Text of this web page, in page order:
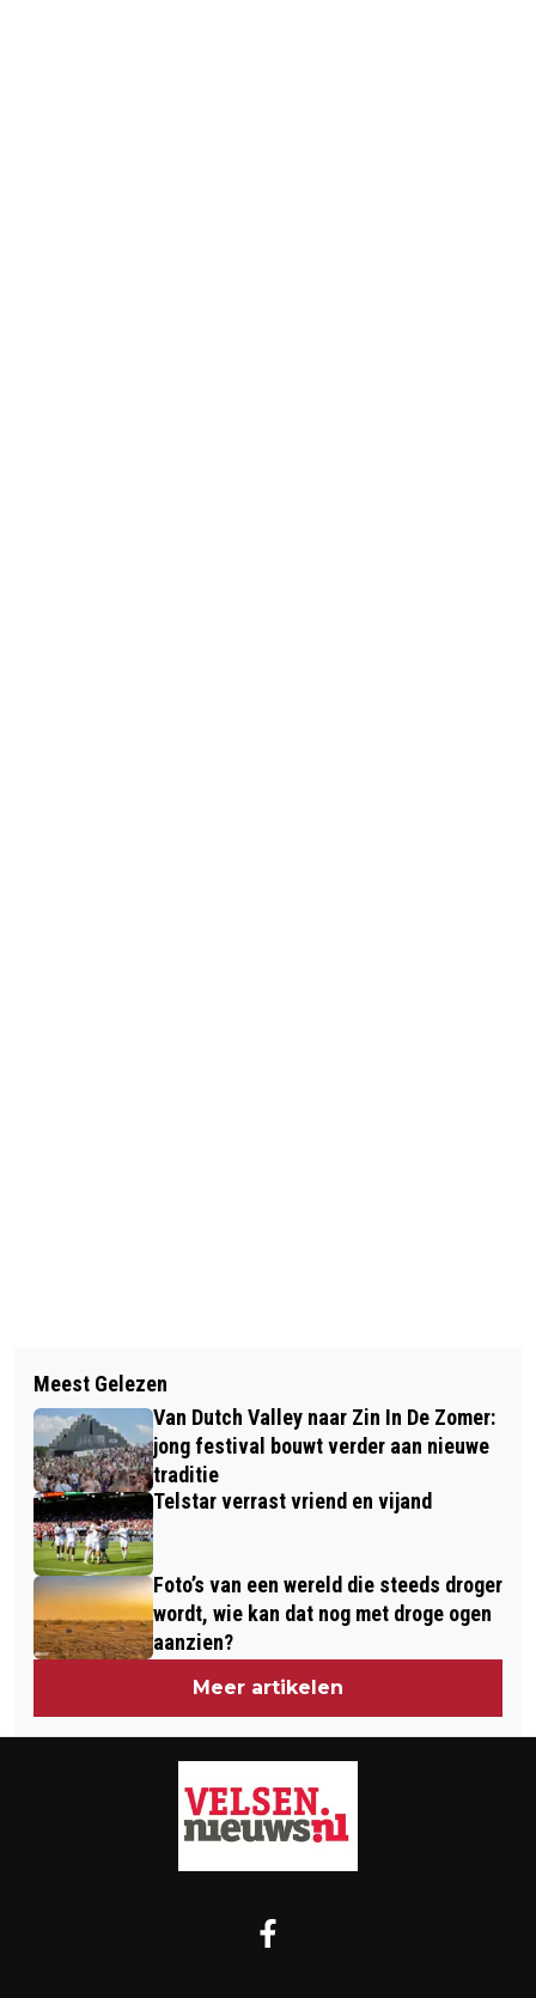
RENOVATIE STADSSCHOUWBURG
VELSEN LOOPT VERTRAGING OP DOOR
NATUURVERGUNNING
OP SAFARI IN EIGEN LAND: WILDE
ORCHIDEEËN ROND HET
KENNEMERMEER
Meest Gelezen
Van Dutch Valley naar Zin In De Zomer:
jong festival bouwt verder aan nieuwe
traditie
Telstar verrast vriend en vijand
Foto’s van een wereld die steeds droger
wordt, wie kan dat nog met droge ogen
aanzien?
Meer artikelen